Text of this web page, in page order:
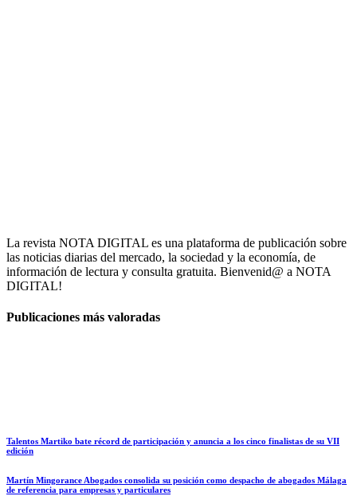
La revista NOTA DIGITAL es una plataforma de publicación sobre
las noticias diarias del mercado, la sociedad y la economía, de
información de lectura y consulta gratuita. Bienvenid@ a NOTA
DIGITAL!
Publicaciones más valoradas
Talentos Martiko bate récord de participación y anuncia a los cinco finalistas de su VII
edición
Martín Mingorance Abogados consolida su posición como despacho de abogados Málaga
de referencia para empresas y particulares